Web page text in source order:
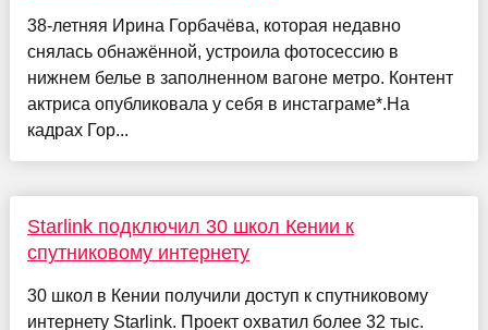
38-летняя Ирина Горбачёва, которая недавно
снялась обнажённой, устроила фотосессию в
нижнем белье в заполненном вагоне метро. Контент
актриса опубликовала у себя в инстаграме*.На
кадрах Гор...
Starlink подключил 30 школ Кении к
спутниковому интернету
30 школ в Кении получили доступ к спутниковому
интернету Starlink. Проект охватил более 32 тыс.